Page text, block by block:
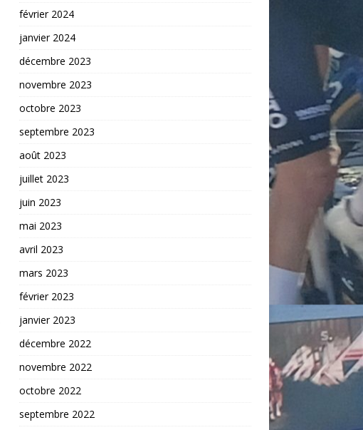
février 2024
janvier 2024
décembre 2023
novembre 2023
octobre 2023
septembre 2023
août 2023
juillet 2023
juin 2023
mai 2023
avril 2023
mars 2023
février 2023
janvier 2023
décembre 2022
novembre 2022
octobre 2022
septembre 2022